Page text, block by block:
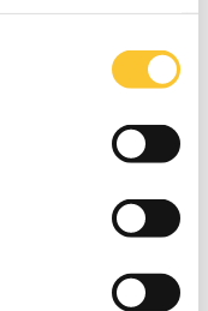
voor jou of je
Neem gerust
je er